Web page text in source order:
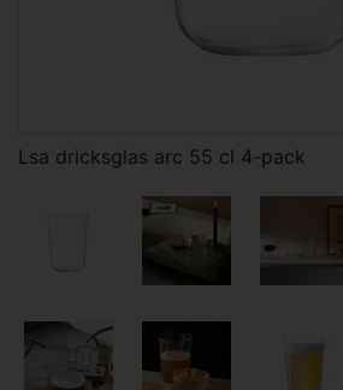
Lsa dricksglas arc 55 cl 4-pack